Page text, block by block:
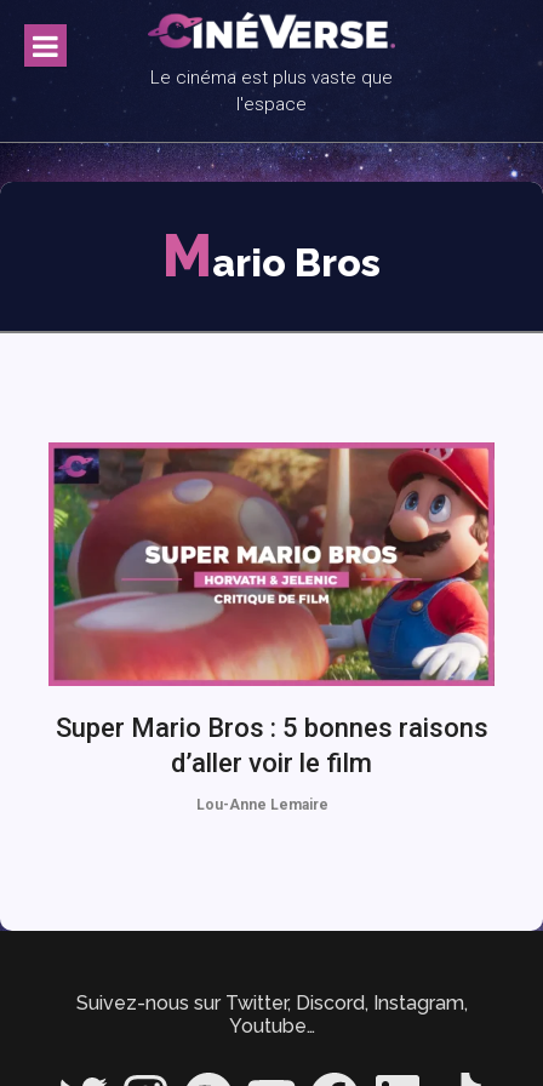
content
Le cinéma est plus vaste que
l'espace
Mario Bros
Super Mario Bros : 5 bonnes raisons
d’aller voir le film
Lou-Anne Lemaire
Suivez-nous sur Twitter, Discord, Instagram,
Youtube…
Twitter InstagramSpotify YouTube FacebookLinkedIn TikTok